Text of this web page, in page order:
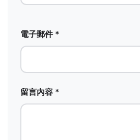
電子郵件 *
留言內容 *